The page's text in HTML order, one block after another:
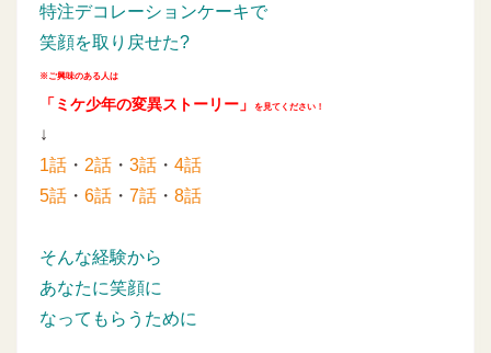
特注デコレーションケーキで
笑顔を取り戻せた?
※ご興味のある人は
「ミケ少年の変異ストーリー」 を見てください！
↓
1話 ・ 2話 ・ 3話 ・ 4話
5話 ・ 6話 ・ 7話 ・ 8話
そんな経験から
あなたに笑顔に
なってもらうために